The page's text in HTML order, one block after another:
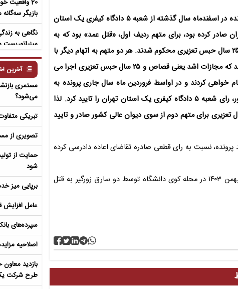
حاجی اسفندیاری ۲۴ اردیبهشت ۱۴۰۴ به ایسنا گفته بود: رای بدوی این پرونده در اسفندماه سال گذشته از شعبه ۵ دادگاه کیفری یک استان
صادر کرده بود، برای متهم ردیف اول، «قتل عمد» بود که به
قصاص و متهم ردیف دوم، «معاونت در قتل» بود که به اشد مجازات یعنی ۲۵ سال حبس تعزیری محکوم شدند. هر دو متهم به اتهام دیگر با
عنوان سرقت مقرون به آزار به ۱۵ سال حبس تعزیری و شلاق نیز محکوم شدند که مجازات اشد یعنی قصاص و ۲۵ سال حبس تعزیری اجرا می
کردند و در اواسط فروردین ماه سال جاری پرونده به
شعبه ۱۷ دیوان عالی کشور ارجاع شد. در نهایت شعبه ۱۷ دیوان عالی کشور، رای شعبه ۵ دادگاه کیفری یک استان تهران را تایید کرد. لذا
رای صادره، مجازات قصاص برای متهم ردیف اول و مجازات ۲۵ سال تعزیری برای متهم دوم از سوی دیوان عالی کشور صادر و تایید
پرونده، نسبت به رای قطعی صادره تقاضای اعاده دادرسی کرده
امیر محمد خالقی دانشجوی ۱۹ ساله دانشگاه تهران شامگاه چهارشنبه ۲۴ بهمن ۱۴۰۳ در محله کوی دانشگاه توسط دو سارق زورگیر به قتل
20 واقعیت
بازیگر
نگاهی به
مینیاتوریست
نگاهی به
سمفونیآخرین
می‌شود؟
تبریکی
تصویری از
حمایت از
شود
برپایی میز
عامل
سپرده‌های بانک
اصلاحیه
بازدید
طرح شرکت